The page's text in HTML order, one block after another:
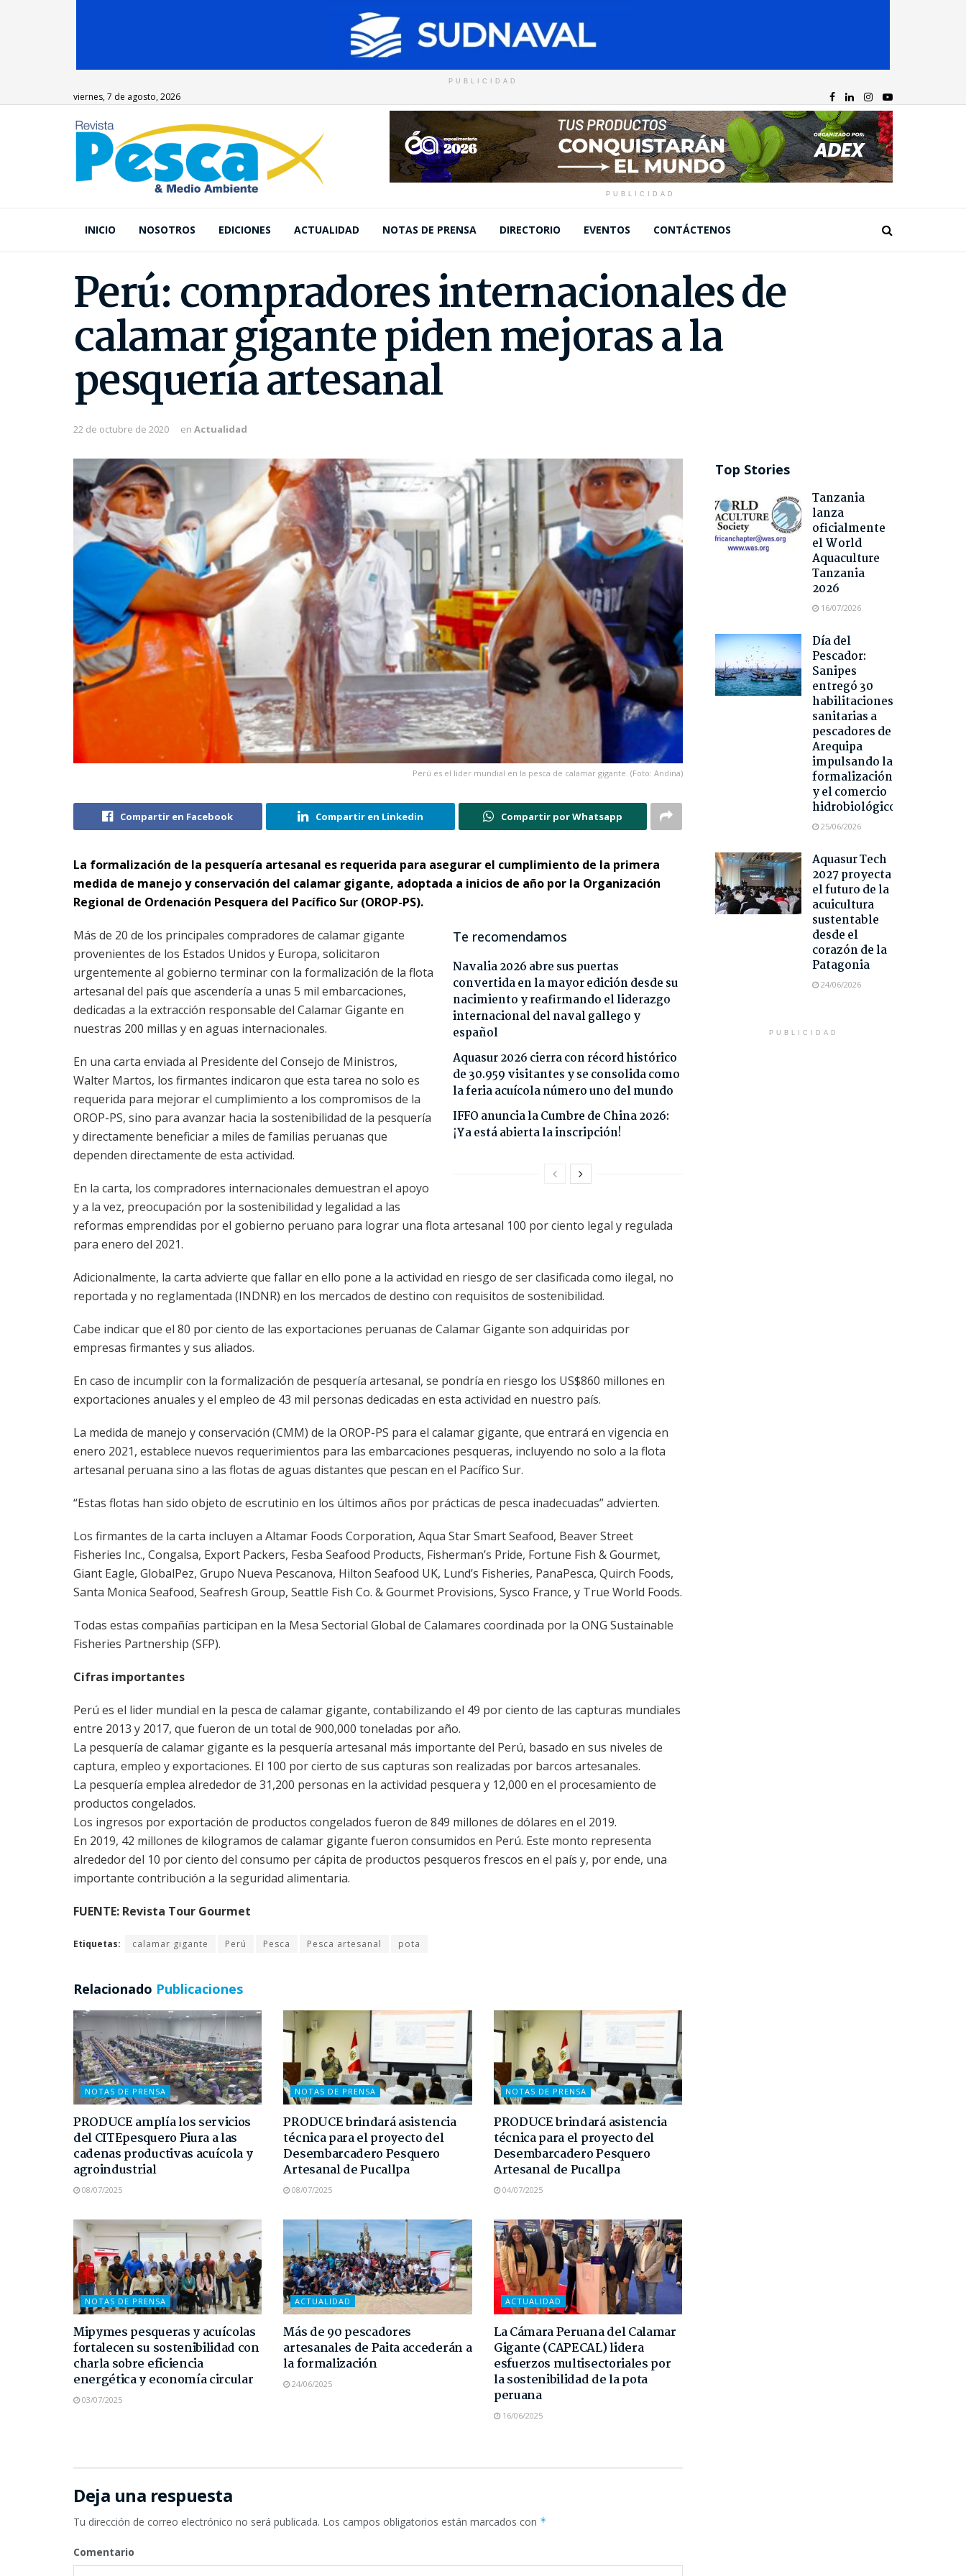
PUBLICIDAD
viernes, 7 de agosto, 2026
PUBLICIDAD
INICIO NOSOTROS EDICIONES ACTUALIDAD NOTAS DE PRENSA DIRECTORIO EVENTOS CONTÁCTENOS
Perú: compradores internacionales de
calamar gigante piden mejoras a la
pesquería artesanal
22 de octubre de 2020 en Actualidad
Perú es el lider mundial en la pesca de calamar gigante. (Foto: Andina)
Compartir en Facebook Compartir en Linkedin Compartir por Whatsapp
La formalización de la pesquería artesanal es requerida para asegurar el cumplimiento de la primera
medida de manejo y conservación del calamar gigante, adoptada a inicios de año por la Organización
Regional de Ordenación Pesquera del Pacífico Sur (OROP-PS).
Te recomendamos
Navalia 2026 abre sus puertas
convertida en la mayor edición desde su
nacimiento y reafirmando el liderazgo
internacional del naval gallego y
español
Aquasur 2026 cierra con récord histórico
de 30.959 visitantes y se consolida como
la feria acuícola número uno del mundo
IFFO anuncia la Cumbre de China 2026:
¡Ya está abierta la inscripción!
Más de 20 de los principales compradores de calamar gigante
provenientes de los Estados Unidos y Europa, solicitaron
urgentemente al gobierno terminar con la formalización de la flota
artesanal del país que ascendería a unas 5 mil embarcaciones,
dedicadas a la extracción responsable del Calamar Gigante en
nuestras 200 millas y en aguas internacionales.
En una carta enviada al Presidente del Consejo de Ministros,
Walter Martos, los firmantes indicaron que esta tarea no solo es
requerida para mejorar el cumplimiento a los compromisos de la
OROP-PS, sino para avanzar hacia la sostenibilidad de la pesquería
y directamente beneficiar a miles de familias peruanas que
dependen directamente de esta actividad.
En la carta, los compradores internacionales demuestran el apoyo
y a la vez, preocupación por la sostenibilidad y legalidad a las
reformas emprendidas por el gobierno peruano para lograr una flota artesanal 100 por ciento legal y regulada
para enero del 2021.
Adicionalmente, la carta advierte que fallar en ello pone a la actividad en riesgo de ser clasificada como ilegal, no
reportada y no reglamentada (INDNR) en los mercados de destino con requisitos de sostenibilidad.
Cabe indicar que el 80 por ciento de las exportaciones peruanas de Calamar Gigante son adquiridas por
empresas firmantes y sus aliados.
En caso de incumplir con la formalización de pesquería artesanal, se pondría en riesgo los US$860 millones en
exportaciones anuales y el empleo de 43 mil personas dedicadas en esta actividad en nuestro país.
La medida de manejo y conservación (CMM) de la OROP-PS para el calamar gigante, que entrará en vigencia en
enero 2021, establece nuevos requerimientos para las embarcaciones pesqueras, incluyendo no solo a la flota
artesanal peruana sino a las flotas de aguas distantes que pescan en el Pacífico Sur.
“Estas flotas han sido objeto de escrutinio en los últimos años por prácticas de pesca inadecuadas” advierten.
Los firmantes de la carta incluyen a Altamar Foods Corporation, Aqua Star Smart Seafood, Beaver Street
Fisheries Inc., Congalsa, Export Packers, Fesba Seafood Products, Fisherman’s Pride, Fortune Fish & Gourmet,
Giant Eagle, GlobalPez, Grupo Nueva Pescanova, Hilton Seafood UK, Lund’s Fisheries, PanaPesca, Quirch Foods,
Santa Monica Seafood, Seafresh Group, Seattle Fish Co. & Gourmet Provisions, Sysco France, y True World Foods.
Todas estas compañías participan en la Mesa Sectorial Global de Calamares coordinada por la ONG Sustainable
Fisheries Partnership (SFP).
Cifras importantes
Perú es el lider mundial en la pesca de calamar gigante, contabilizando el 49 por ciento de las capturas mundiales
entre 2013 y 2017, que fueron de un total de 900,000 toneladas por año.
La pesquería de calamar gigante es la pesquería artesanal más importante del Perú, basado en sus niveles de
captura, empleo y exportaciones. El 100 por cierto de sus capturas son realizadas por barcos artesanales.
La pesquería emplea alrededor de 31,200 personas en la actividad pesquera y 12,000 en el procesamiento de
productos congelados.
Los ingresos por exportación de productos congelados fueron de 849 millones de dólares en el 2019.
En 2019, 42 millones de kilogramos de calamar gigante fueron consumidos en Perú. Este monto representa
alrededor del 10 por ciento del consumo per cápita de productos pesqueros frescos en el país y, por ende, una
importante contribución a la seguridad alimentaria.
FUENTE: Revista Tour Gourmet
Etiquetas: calamar gigante Perú Pesca Pesca artesanal pota
Relacionado Publicaciones
NOTAS DE PRENSA
PRODUCE amplía los servicios
del CITEpesquero Piura a las
cadenas productivas acuícola y
agroindustrial
08/07/2025
NOTAS DE PRENSA
PRODUCE brindará asistencia
técnica para el proyecto del
Desembarcadero Pesquero
Artesanal de Pucallpa
08/07/2025
NOTAS DE PRENSA
PRODUCE brindará asistencia
técnica para el proyecto del
Desembarcadero Pesquero
Artesanal de Pucallpa
04/07/2025
NOTAS DE PRENSA
Mipymes pesqueras y acuícolas
fortalecen su sostenibilidad con
charla sobre eficiencia
energética y economía circular
03/07/2025
ACTUALIDAD
Más de 90 pescadores
artesanales de Paita accederán a
la formalización
24/06/2025
ACTUALIDAD
La Cámara Peruana del Calamar
Gigante (CAPECAL) lidera
esfuerzos multisectoriales por
la sostenibilidad de la pota
peruana
16/06/2025
Deja una respuesta
Tu dirección de correo electrónico no será publicada. Los campos obligatorios están marcados con *
Comentario
Top Stories
Tanzania
lanza
oficialmente
el World
Aquaculture
Tanzania
2026
16/07/2026
Día del
Pescador:
Sanipes
entregó 30
habilitaciones
sanitarias a
pescadores de
Arequipa
impulsando la
formalización
y el comercio
hidrobiológico
25/06/2026
Aquasur Tech
2027 proyecta
el futuro de la
acuicultura
sustentable
desde el
corazón de la
Patagonia
24/06/2026
PUBLICIDAD